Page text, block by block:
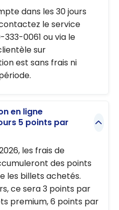
dans les 30 jours
le service
0061 ou via le
sur
est sans frais ni
en ligne
5 points par
les frais de
des points
les billets achetés.
ce sera 3 points par
premium, 6 points par